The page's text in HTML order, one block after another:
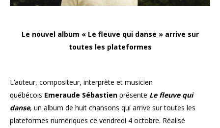
Le nouvel album « Le fleuve qui danse » arrive sur
toutes les plateformes
L’auteur, compositeur, interprète et musicien
québécois Emeraude Sébastien présente Le fleuve qui
danse, un album de huit chansons qui arrive sur toutes les
plateformes numériques ce vendredi 4 octobre. Réalisé